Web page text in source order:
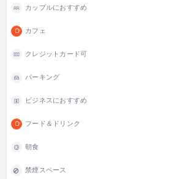
カップルにおすすめ
カフェ
クレジットカード可
パーキング
ビジネスにおすすめ
フード＆ドリンク
朝食
禁煙スペース